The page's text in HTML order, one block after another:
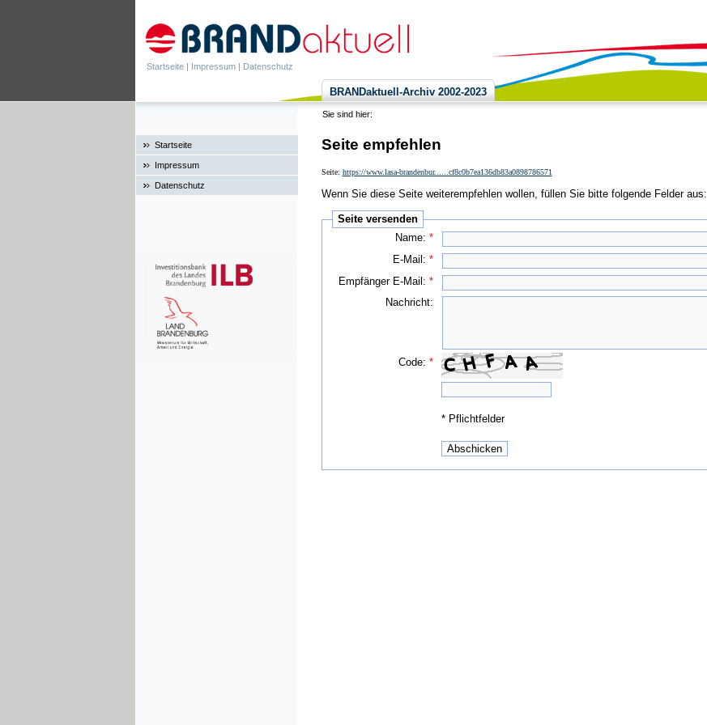
Startseite | Impressum | Datenschutz
BRANDaktuell-Archiv 2002-2023
Sie sind hier:
Startseite
Impressum
Datenschutz
Seite empfehlen
Seite: https://www.lasa-brandenbur......cf8c0b7ea136db83a0898786571
Wenn Sie diese Seite weiterempfehlen wollen, füllen Sie bitte folgende Felder aus:
Seite versenden
Name:*
E-Mail:*
Empfänger E-Mail:*
Nachricht:
Code:*
* Pflichtfelder